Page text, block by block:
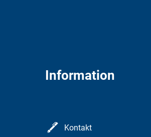
Information
Kontakt